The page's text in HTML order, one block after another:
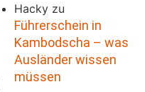
Hacky zu
Führerschein in
Kambodscha – was
Ausländer wissen
müssen